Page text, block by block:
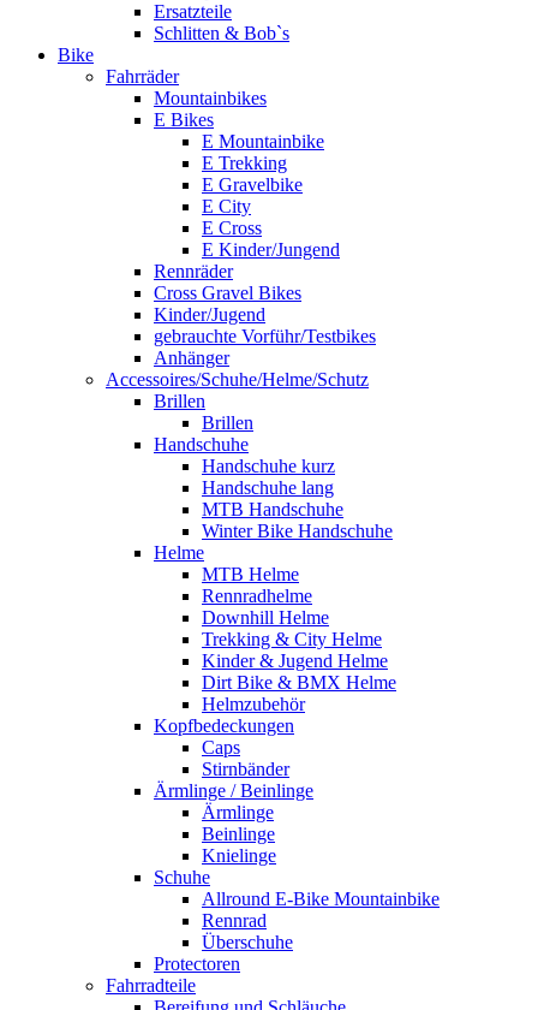
Ersatzteile
Schlitten & Bob`s
Bike
Fahrräder
Mountainbikes
E Bikes
E Mountainbike
E Trekking
E Gravelbike
E City
E Cross
E Kinder/Jungend
Rennräder
Cross Gravel Bikes
Kinder/Jugend
gebrauchte Vorführ/Testbikes
Anhänger
Accessoires/Schuhe/Helme/Schutz
Brillen
Brillen
Handschuhe
Handschuhe kurz
Handschuhe lang
MTB Handschuhe
Winter Bike Handschuhe
Helme
MTB Helme
Rennradhelme
Downhill Helme
Trekking & City Helme
Kinder & Jugend Helme
Dirt Bike & BMX Helme
Helmzubehör
Kopfbedeckungen
Caps
Stirnbänder
Ärmlinge / Beinlinge
Ärmlinge
Beinlinge
Knielinge
Schuhe
Allround E-Bike Mountainbike
Rennrad
Überschuhe
Protectoren
Fahrradteile